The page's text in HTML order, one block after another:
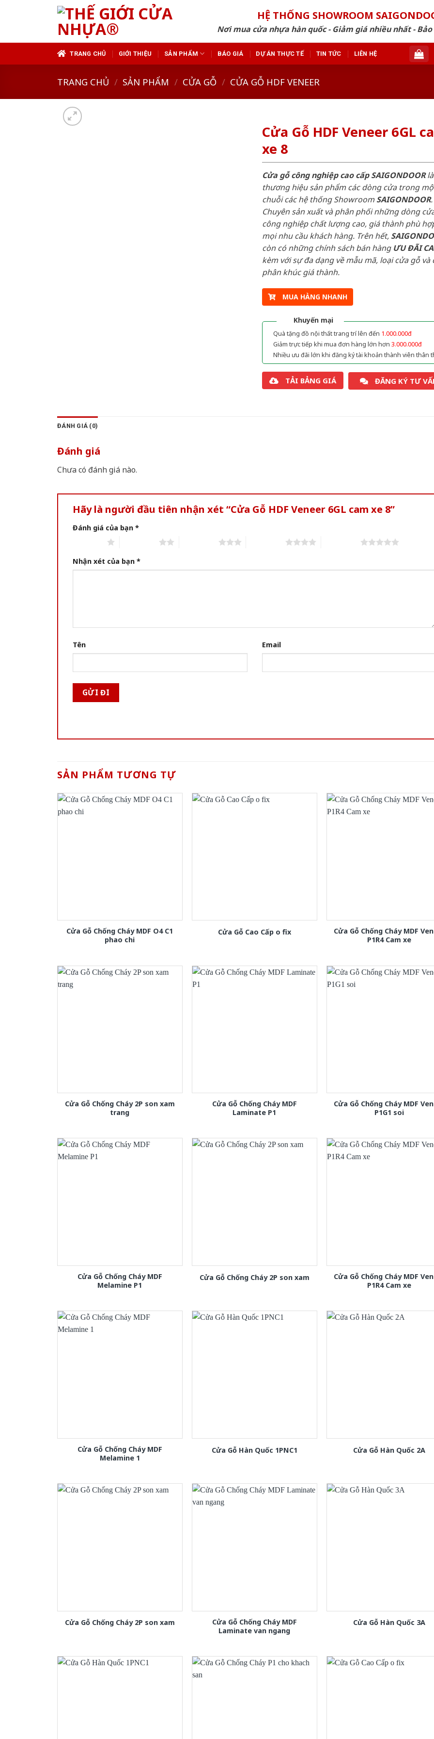
HỆ THỐNG SHOWROOM
Nơi mua cửa nhựa hàn quốc - Giảm giá nhiều nhất -
TRANG CHỦ GIỚI THIỆU SẢN PHẨM BÁO GIÁ DỰ ÁN THỰC TẾ TIN TỨC LIÊN HỆ
TRANG CHỦ / SẢN PHẨM / CỬA GỖ / CỬA GỖ HDF VENEER
Cửa Gỗ HDF Veneer 6GL
xe 8
Cửa gỗ công nghiệp cao cấp SAIGONDOORlà
thương hiệu sản phẩm các dòng cửa trong
chuỗi các hệ thống ShowroomSAIGONDOOR.
Chuyên sản xuất và phân phối những dòng
công nghiệp chất lượng cao, giá thành phù
mọi nhu cầu khách hàng. Trên hết,
còn có những chính sách bán hàng ƯU ĐÃI
kèm với sự đa dạng về mẫu mã, loại cửa gỗ và
phân khúc giá thành.
MUA HÀNG NHANH
Khuyến mại
Quà tặng đồ nội thất trang trí lên đến 1.000.000đ
Giảm trực tiếp khi mua đơn hàng lớn hơn 3.000.000đ
Nhiều ưu đãi lớn khi đăng ký tài khoản thành viên thân
TẢI BẢNG GIÁ ĐĂNG KÝ TƯ
ĐÁNH GIÁ (0)
Đánh giá
Chưa có đánh giá nào.
Hãy là người đầu tiên nhận xét “Cửa Gỗ HDF Veneer 6GL cam xe 8”
Đánh giá của bạn *
Nhận xét của bạn *
Tên Email
SẢN PHẨM TƯƠNG TỰ
Cửa Gỗ Chống Cháy MDF O4 C1
phao chi
Cửa Gỗ Cao Cấp o fix
Cửa Gỗ Chống Cháy MDF
P1R4 Cam xe
Cửa Gỗ Chống Cháy 2P son xam
trang
Cửa Gỗ Chống Cháy MDF
Laminate P1
Cửa Gỗ Chống Cháy MDF
P1G1 soi
Cửa Gỗ Chống Cháy MDF
Melamine P1
Cửa Gỗ Chống Cháy 2P son xam
Cửa Gỗ Chống Cháy MDF
P1R4 Cam xe
Cửa Gỗ Chống Cháy MDF
Melamine 1
Cửa Gỗ Hàn Quốc 1PNC1 Cửa Gỗ Hàn Quốc 2A
Cửa Gỗ Chống Cháy 2P son xam
Cửa Gỗ Chống Cháy MDF
Laminate van ngang
Cửa Gỗ Hàn Quốc 3A